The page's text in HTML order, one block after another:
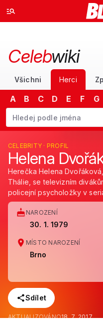
Celebwiki
Všichni Herci
A B C D E F G
Začněte psát jméno. Šipkami
CELEBRITY · PROFIL
Helena
Herečka Helena
Thálie, se televizním
policejní psycholožky v
NAROZENÍ
30. 1. 1979
MÍSTO NAROZENÍ
Brno
Sdílet
AKTUALIZOVÁNO18. 7. 2017